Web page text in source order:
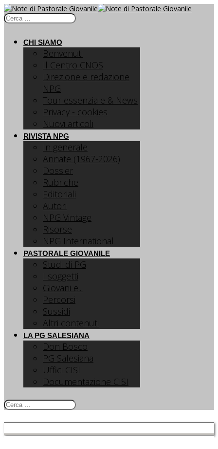
CHI SIAMO
Benvenuti
Il Centro CNOS
Direzione e redazione
NPG
Tour essenziale & News
Privacy - cookies
Nuovi articoli
RIVISTA NPG
In generale
Annate (1967-2026)
Dossier
Rubriche
Editoriali
Autori
NPG Vintage
Risorse
NPG International
PASTORALE GIOVANILE
Studi di PG
I soggetti
Giovani e...
Percorsi
Sussidi
Altri contenuti
LA PG SALESIANA
Don Bosco
PG Salesiana
Uffici CISI
Documentazione CISI